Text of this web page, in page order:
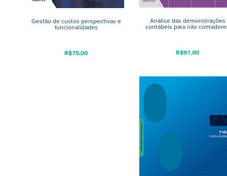
Gestão de custos perspectivas e
funcionalidades
R$75,00
Análise das demonstrações
contábeis para não
R$91,00